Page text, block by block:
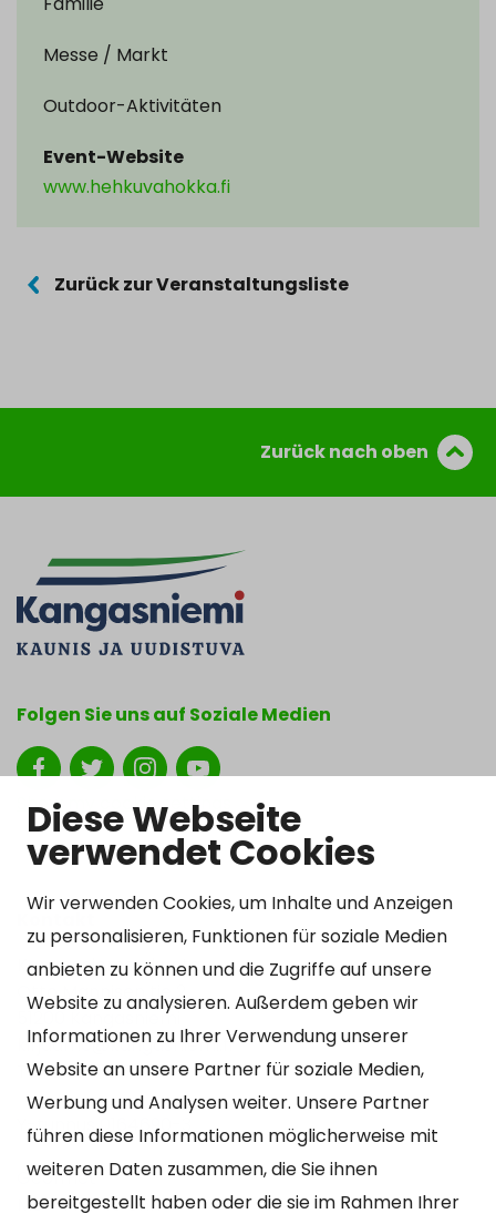
Diese Webseite
verwendet Cookies
Wir verwenden Cookies, um Inhalte und Anzeigen
zu personalisieren, Funktionen für soziale Medien
anbieten zu können und die Zugriffe auf unsere
Website zu analysieren. Außerdem geben wir
Informationen zu Ihrer Verwendung unserer
Website an unsere Partner für soziale Medien,
Werbung und Analysen weiter. Unsere Partner
führen diese Informationen möglicherweise mit
weiteren Daten zusammen, die Sie ihnen
bereitgestellt haben oder die sie im Rahmen Ihrer
Messe / Markt
Outdoor-Aktivitäten
Event-Website
www.hehkuvahokka.fi
Zurück zur Veranstaltungsliste
Zurück nach oben
Folgen Sie uns auf Soziale Medien
Show my cookie settings
Kangasniemen kunta
Otto Mannisen tie 2
51200 Kangasniemi
kirjaamo@kangasniemi.fi
Tel. 040 719 9370
Y-tunnus 0164690-3
Geöffnet
Mo – Fr 9-15 Uhr.